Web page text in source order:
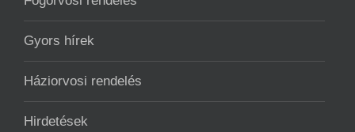
Gyors hírek
Háziorvosi rendelés
Hirdetések